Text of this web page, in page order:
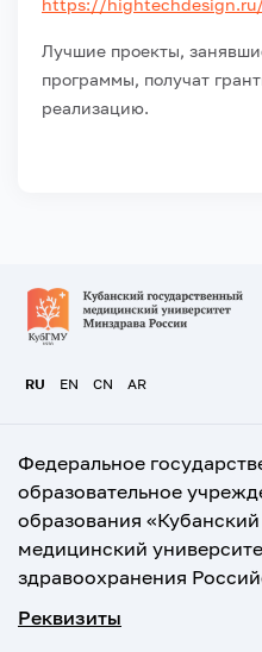
Лучшие проекты,
программы, получат
реализацию.
RU EN CN AR
Федеральное
образовательное
образования
медицинский
здравоохранения
Реквизиты